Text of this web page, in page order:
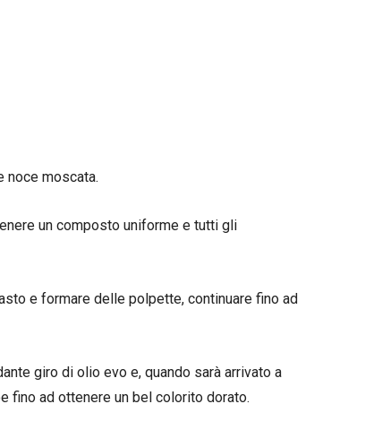
noce moscata.
un composto uniforme e tutti gli
e formare delle polpette, continuare fino ad
giro di olio evo e, quando sarà arrivato a
fino ad ottenere un bel colorito dorato.